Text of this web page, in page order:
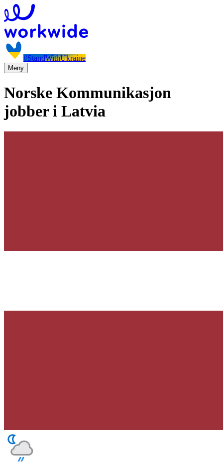
#StandWithUkraine
Meny
Norske Kommunikasjon
jobber i Latvia